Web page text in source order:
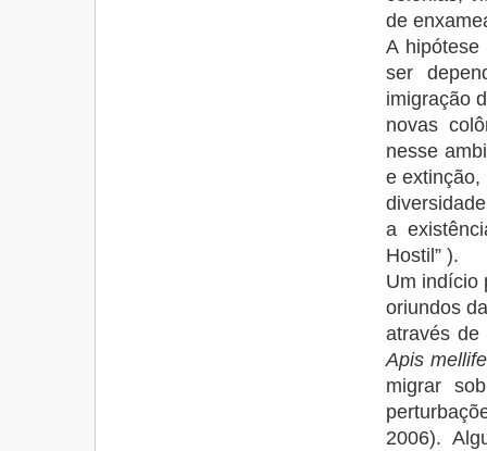
de
A
ser
imigração
novas
nesse
e extinção,
a
Hostil” ).
Um indício
oriundos
através de
Apis
migrar
2006).